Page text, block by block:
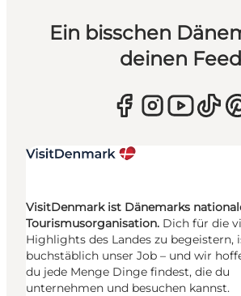
Ein bisschen
deinen Feed
VisitDenmark ist Dänemarks
Tourismusorganisation. Dich für die
Highlights des Landes zu begeistern,
buchstäblich unser Job – und wir
du jede Menge Dinge findest, die du
unternehmen und besuchen kannst.